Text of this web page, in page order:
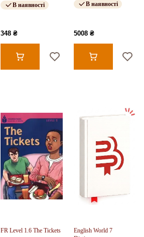
В наявності
348 ₴
В наявності
5008 ₴
FR Level 1.6 The Tickets
English World 7